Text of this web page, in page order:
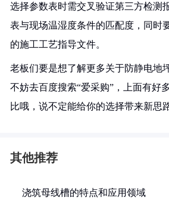
选择参数表时需交叉验证第三方检测
表与现场温湿度条件的匹配度，同时
的施工工艺指导文件。
老板们要是想了解更多关于防静电地
不妨去百度搜索“爱采购”，上面有好
比哦，说不定能给你的选择带来新思
其他推荐
浇筑母线槽的特点和应用领域